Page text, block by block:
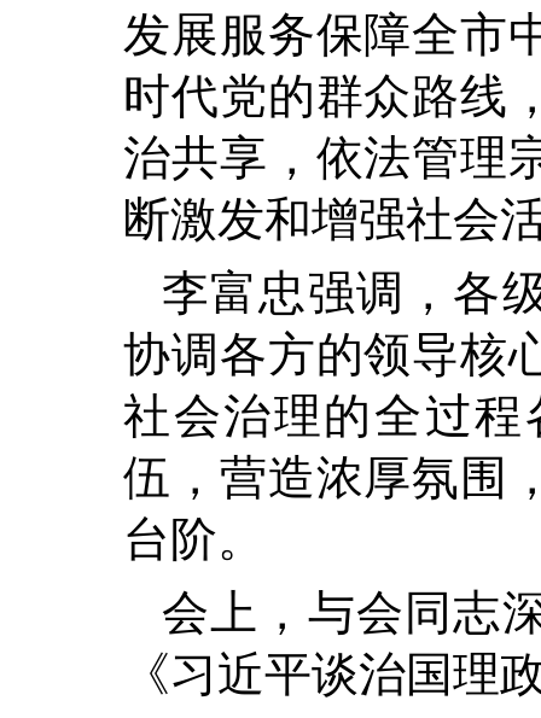
发展服务保障全市
时代党的群众路线
治共享，依法管理
断激发和增强社会
李富忠强调，各
协调各方的领导核
社会治理的全过
伍，营造浓厚氛围
台阶。
会上，与会同志
《习近平谈治国理